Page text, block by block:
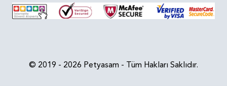
© 2019 - 2026 Petyasam - Tüm Hakları Saklıdır.